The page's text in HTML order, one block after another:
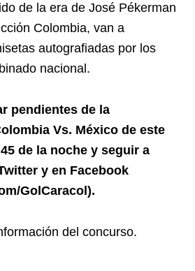
de la era de José Pékerman
Colombia, van a
autografiadas por los
nacional.
pendientes de la
Vs. México de este
de la noche y seguir a
y en Facebook
GolCaracol).
del concurso.